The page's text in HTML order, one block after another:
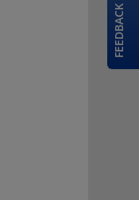
FEEDBACK